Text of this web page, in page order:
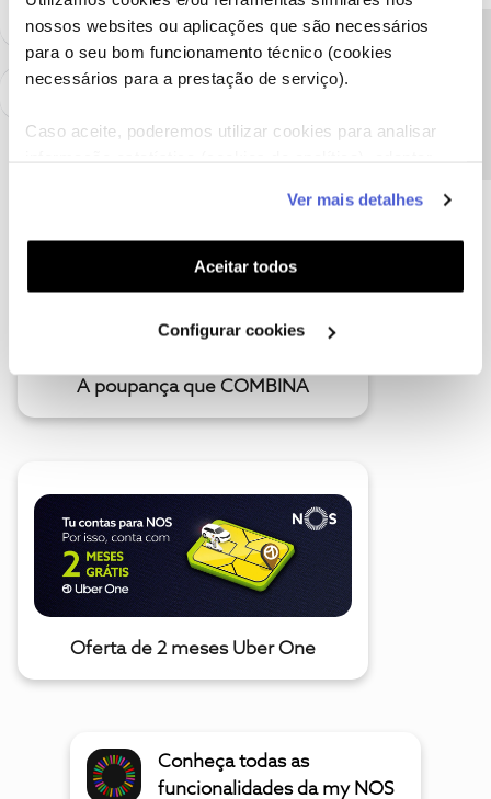
nossos websites ou aplicações que são necessários
para o seu bom funcionamento técnico (cookies
necessários para a prestação de serviço).
Caso aceite, poderemos utilizar cookies para analisar
funcionalidades (cookies de personalização e
funcionalidade) e adaptar anúncios aos seus interesses
(cookies de publicidade personalizada). Pode gerir a
utilização dos cookies clicando em "Configurar
Ver mais detalhes
Aceitar todos
Configurar cookies
A poupança que COMBINA
Oferta de 2 meses Uber One
Conheça todas as
funcionalidades da my NOS